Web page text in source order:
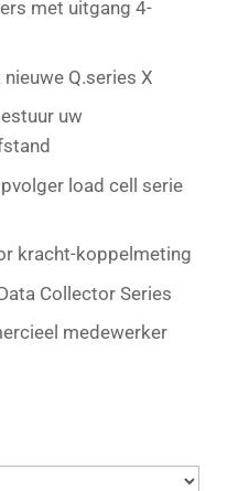
met uitgang 4-
Q.series X
uw
load cell serie
kracht-koppelmeting
Collector Series
medewerker